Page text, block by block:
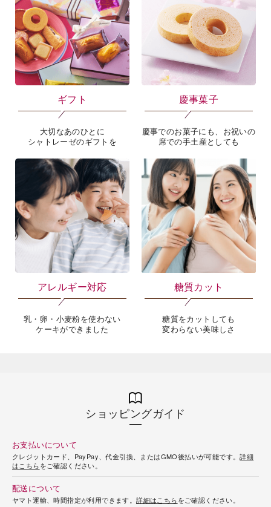
ギフト
大切なあのひとに
シャトレーゼのギフトを
慶事菓子
慶事でのお菓子にも、お祝いの
席での手土産としても
アレルギー対応
乳・卵・小麦粉を使わない
ケーキができました
糖質カット
糖質をカットしても
変わらない美味しさ
ショッピングガイド
お支払いについて
クレジットカード、PayPay、代金引換、またはGMO後払いが可能です。詳細
はこちらをご確認ください。
配送について
ヤマト運輸、時間指定が利用できます。詳細はこちらをご確認ください。